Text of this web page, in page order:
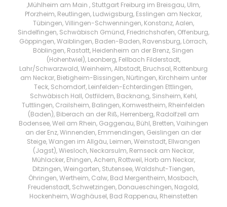
,Mühlheim am Main , Stuttgart Freiburg im Breisgau, Ulm,
Pforzheim, Reutlingen, Ludwigsburg, Esslingen am Neckar,
Tübingen, Villingen-Schwenningen, Konstanz, Aalen,
Sindelfingen, Schwäbisch Gmünd, Friedrichshafen, Offenburg,
Göppingen, Waiblingen, Baden-Baden, Ravensburg, Lörrach,
Böblingen, Rastatt, Heidenheim an der Brenz, Singen
(Hohentwiel), Leonberg, Fellbach Filderstadt,
Lahr/Schwarzwald, Weinheim, Albstadt, Bruchsal, Rottenburg
am Neckar, Bietigheim-Bissingen, Nürtingen, Kirchheim unter
Teck, Schorndorf, Leinfelden-Echterdingen Ettlingen,
Schwäbisch Hall, Ostfildern, Backnang, Sinsheim, Kehl,
Tuttlingen, Crailsheim, Balingen, Kornwestheim, Rheinfelden
(Baden), Biberach an der Riß, Herrenberg, Radolfzell am
Bodensee, Weil am Rhein, Gaggenau, Bühl, Bretten, Vaihingen
an der Enz, Winnenden, Emmendingen, Geislingen an der
Steige, Wangen im Allgäu, Leimen, Weinstadt, Ellwangen
(Jagst), Wiesloch, Neckarsulm, Remseck am Neckar,
Mühlacker, Ehingen, Achern, Rottweil, Horb am Neckar,
Ditzingen, Weingarten, Stutensee, Waldshut-Tiengen,
Öhringen, Wertheim, Calw, Bad Mergentheim, Mosbach,
Freudenstadt, Schwetzingen, Donaueschingen, Nagold,
Hockenheim, Waghäusel, Bad Rappenau, Rheinstetten